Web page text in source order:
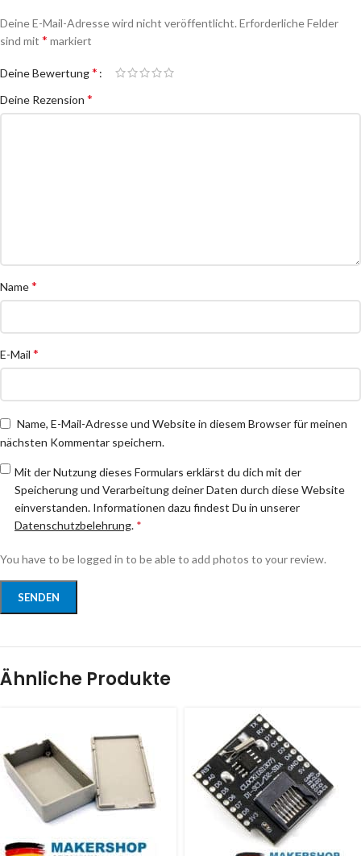
Deine E-Mail-Adresse wird nicht veröffentlicht.Erforderliche Felder
sind mit * markiert
Deine Bewertung*
Deine Rezension *
Name*
E-Mail *
Name, E-Mail-Adresse und Website in diesem Browser für meinen
nächsten Kommentar speichern.
Mit der Nutzung dieses Formulars erklärst du dich mit der
Speicherung und Verarbeitung deiner Daten durch diese Website
einverstanden. Informationen dazu findest Du in unserer
Datenschutzbelehrung. *
You have to be logged in to be able to add photos to your review.
Ähnliche Produkte